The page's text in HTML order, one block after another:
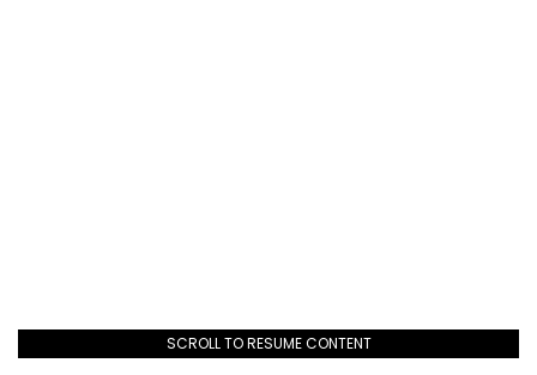
SCROLL TO RESUME CONTENT